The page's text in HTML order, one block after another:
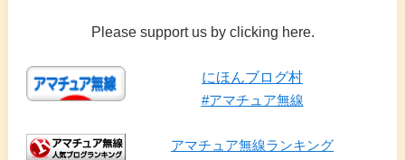
Please support us by clicking here.
にほんブログ村
#アマチュア無線
アマチュア無線ランキング